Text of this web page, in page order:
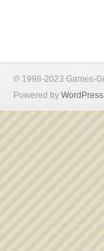
© 1998-2023 Games-
Powered by WordPress